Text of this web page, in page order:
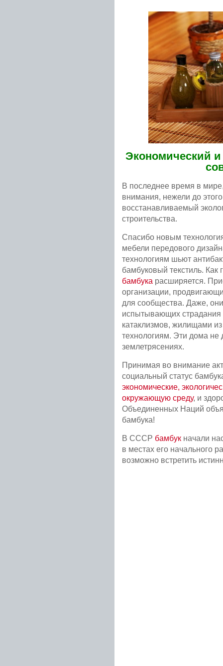
Экономический
В последнее время в
внимания, нежели до
восстанавливаемый
строительства.
Спасибо новым
мебели передового
технологиям шьют
бамбуковый текстиль.
бамбука расширяется.
организации,
для сообщества. Даже,
испытывающих страдания
катаклизмов, жилищами
технологиям. Эти дома не
землетрясениях.
Принимая во внимание
социальный статус
экономические,
окружающую среду, и
Объединенных Наций
бамбука!
В СССР бамбук начали
в местах его начального
возможно встретить